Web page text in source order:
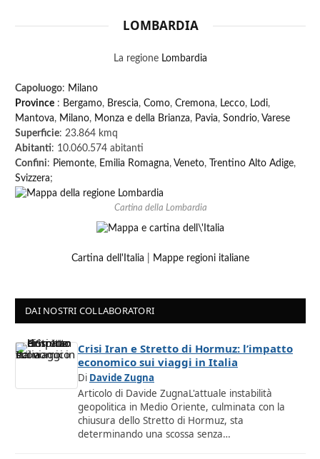
LOMBARDIA
La regione Lombardia
Capoluogo: Milano
Province : Bergamo, Brescia, Como, Cremona, Lecco, Lodi,
Mantova, Milano, Monza e della Brianza, Pavia, Sondrio, Varese
Superficie: 23.864 kmq
Abitanti: 10.060.574 abitanti
Confini: Piemonte, Emilia Romagna, Veneto, Trentino Alto Adige,
Svizzera;
Cartina della Lombardia
Cartina dell'Italia Mappe regioni italiane
DAI NOSTRI COLLABORATORI
Crisi Iran e Stretto di Hormuz: l’impatto
economico sui viaggi in Italia
Di Davide Zugna
Articolo di Davide ZugnaL'attuale instabilità
geopolitica in Medio Oriente, culminata con la
chiusura dello Stretto di Hormuz, sta
determinando una scossa senza…